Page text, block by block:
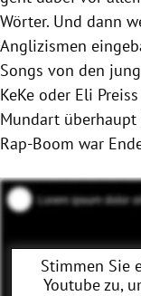
Wörter. Und dann
Anglizismen
Songs von den
KeKe oder Eli
Mundart überhaupt
Rap-Boom war
Stimmen Sie
Youtubezu,